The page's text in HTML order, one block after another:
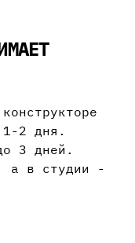
1-2 дня.
3 дней.
а в студии -